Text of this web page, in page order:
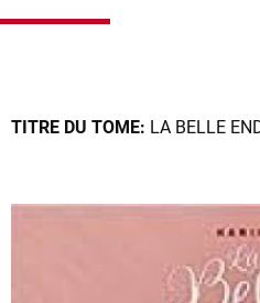
TITRE DU TOME: LA BELLE